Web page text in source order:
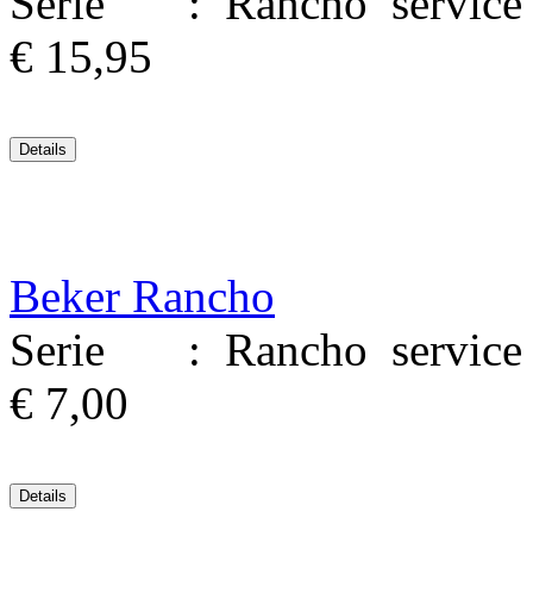
€ 15,95
Beker Rancho
Serie : Rancho service
€ 7,00